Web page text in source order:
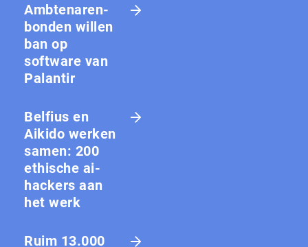
Amb­te­na­ren­
bon­den willen
ban op
software van
Palantir
Belfius en
Aikido werken
samen: 200
ethische ai-
hackers aan
het werk
Ruim 13.000